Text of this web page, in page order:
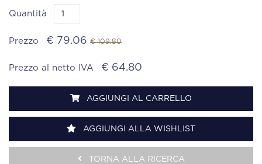
Quantità
Prezzo € 79.06 € 109.80
Prezzo al netto IVA € 64.80
AGGIUNGI AL CARRELLO
AGGIUNGI ALLA WISHLIST
TORNA ALLA RICERCA